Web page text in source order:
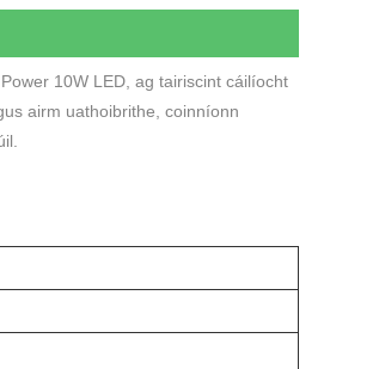
10W LED, ag tairiscint cáilíocht
airm uathoibrithe, coinníonn